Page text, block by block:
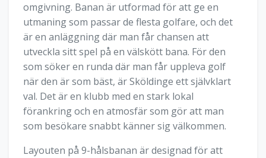
omgivning. Banan är utformad för att ge en
utmaning som passar de flesta golfare, och det
är en anläggning där man får chansen att
utveckla sitt spel på en välskött bana. För den
som söker en runda där man får uppleva golf
när den är som bäst, är Sköldinge ett självklart
val. Det är en klubb med en stark lokal
förankring och en atmosfär som gör att man
som besökare snabbt känner sig välkommen.
Layouten på 9-hålsbanan är designad för att